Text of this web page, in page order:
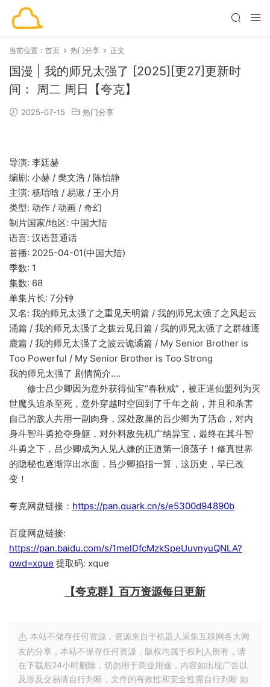
当前位置： 首页 热门分享 正文
国漫 | 我的师兄太强了 [2025][更27]更新时
间： 周二 周日【夸克】
2025-07-15 热门分享
导演: 李廷赫
编剧: 小赫 / 樊文浩 / 陈怡静
主演: 杨瑨晗 / 易湫 / 王小月
类型: 动作 / 动画 / 奇幻
制片国家/地区: 中国大陆
语言: 汉语普通话
首播: 2025-04-01(中国大陆)
季数: 1
集数: 68
单集片长: 7分钟
又名: 我的师兄太强了之重见天明篇 / 我的师兄太强了之风起云
涌篇 / 我的师兄太强了之拨云见日篇 / 我的师兄太强了之群雄逐
鹿篇 / 我的师兄太强了之波云诡谲篇 / My Senior Brother is
Too Powerful / My Senior Brother is Too Strong
我的师兄太强了 剧情简介….
修士吕少卿因为意外获得仙宝“春秋戒”，被正道仙盟列为灭
世魔头追杀至死，意外穿越时空回到了千年之前，并且和杀害
自己的敌人共用一副肉身，深处敌巢的吕少卿为了活命，对内
身斗智斗勇抢夺身躯，对外料敌先机广纳异宝，最终在其斗智
斗勇之下，吕少卿成为人见人嫌的正道第一浪荡子！修真世界
的隐秘也逐渐浮出水面，吕少卿掐指一算，这历史，早已改
变！
夸克网盘链接： https://pan.quark.cn/s/e5300d94890b
百度网盘链接:
https://pan.baidu.com/s/1melDfcMzkSpeUuvnyuQNLA?
pwd=xque 提取码: xque
【夸克群】百万资源每日更新
本站不储存任何资源，资源来自于机器人采集互联网各大网
友的分享，本站不保存任何资源，版权均属于权利人所有，请
在下载后24小时删除，切勿用于商业用途，内容如出现广告以
及涉及交易请自行判断，文件的有效性和安全性需自行判断 如